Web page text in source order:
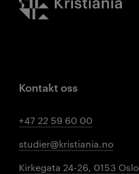
Kontakt oss
+47 22 59 60 00
studier@kristiania.no
Kirkegata 24-26, 0153 Oslo